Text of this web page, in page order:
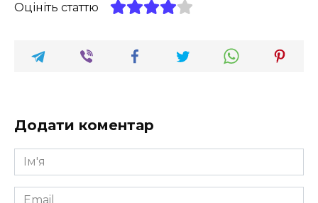
Оцініть статтю
Додати коментар
Ім'я
*
Email